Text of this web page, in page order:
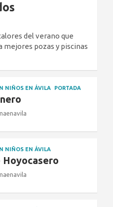
del verano que
mejores pozas y piscinas
NIÑOS EN ÁVILA PORTADA
NIÑOS EN ÁVILA
Hoyocasero